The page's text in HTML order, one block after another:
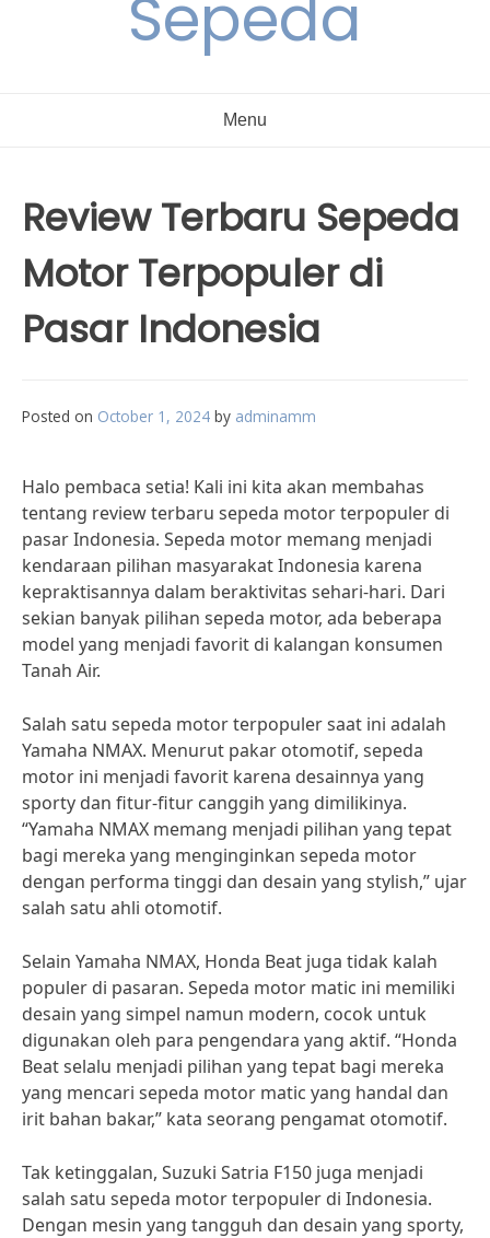
Sepeda
Menu
Review Terbaru Sepeda
Motor Terpopuler di
Pasar Indonesia
Posted on October 1, 2024 by adminamm
Halo pembaca setia! Kali ini kita akan membahas
tentang review terbaru sepeda motor terpopuler di
pasar Indonesia. Sepeda motor memang menjadi
kendaraan pilihan masyarakat Indonesia karena
kepraktisannya dalam beraktivitas sehari-hari. Dari
sekian banyak pilihan sepeda motor, ada beberapa
model yang menjadi favorit di kalangan konsumen
Tanah Air.
Salah satu sepeda motor terpopuler saat ini adalah
Yamaha NMAX. Menurut pakar otomotif, sepeda
motor ini menjadi favorit karena desainnya yang
sporty dan fitur-fitur canggih yang dimilikinya.
“Yamaha NMAX memang menjadi pilihan yang tepat
bagi mereka yang menginginkan sepeda motor
dengan performa tinggi dan desain yang stylish,” ujar
salah satu ahli otomotif.
Selain Yamaha NMAX, Honda Beat juga tidak kalah
populer di pasaran. Sepeda motor matic ini memiliki
desain yang simpel namun modern, cocok untuk
digunakan oleh para pengendara yang aktif. “Honda
Beat selalu menjadi pilihan yang tepat bagi mereka
yang mencari sepeda motor matic yang handal dan
irit bahan bakar,” kata seorang pengamat otomotif.
Tak ketinggalan, Suzuki Satria F150 juga menjadi
salah satu sepeda motor terpopuler di Indonesia.
Dengan mesin yang tangguh dan desain yang sporty,